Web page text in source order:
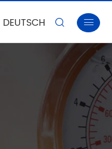
DEUTSCH  